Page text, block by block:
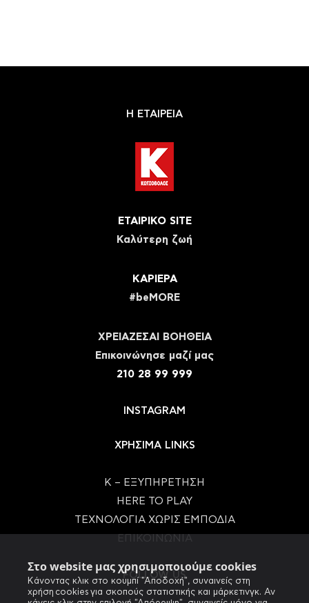
Στο website μας χρησιμοποιούμε cookies
Κάνοντας κλικ στο κουμπί "Αποδοχή", συναινείς στη
χρήση cookies για σκοπούς στατιστικής και μάρκετινγκ. Αν
Η ΕΤΑΙΡΕΙΑ
ΕΤΑΙΡΙΚΟ SITE
Καλύτερη ζωή
ΚΑΡΙΕΡΑ
#beMORE
ΧΡΕΙΑΖΕΣΑΙ ΒΟΗΘΕΙΑ
Eπικοινώνησε μαζί μας
210 28 99 999
INSTAGRAM
ΧΡΗΣΙΜΑ LINKS
Κ – ΕΞΥΠΗΡΕΤΗΣΗ
HERE TO PLAY
ΤΕΧΝΟΛΟΓΙΑ ΧΩΡΙΣ ΕΜΠΟΔΙΑ
FOLLOW US